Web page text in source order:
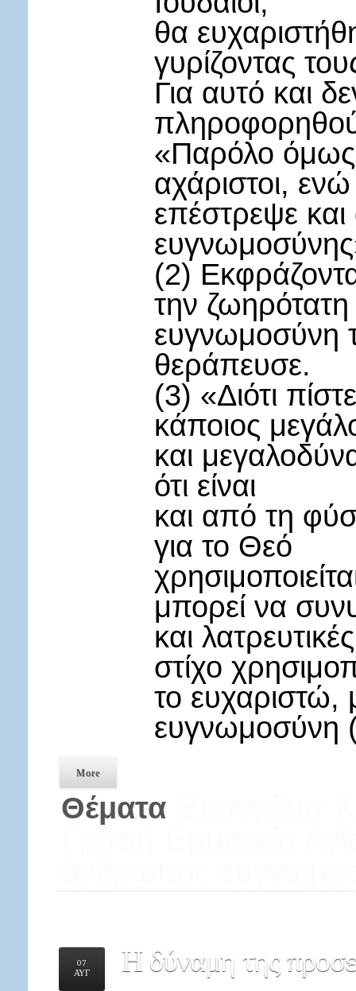
θα
γυρίζοντας
Για αυτό και
«Παρόλο όμως
αχάριστοι,
επέστρεψε
(2)
την ζωηρότατη
ευγνωμοσύνη
θεράπευσε.
(3) «Διότι
κάποιος
και
ότι είναι
και από τη
για το Θεό
μπορεί να
και
στίχο
το ευχαριστώ,
ευγνωμοσύνη
More
Θέματα
07
ΑΥΓ
Ηδύναμη της